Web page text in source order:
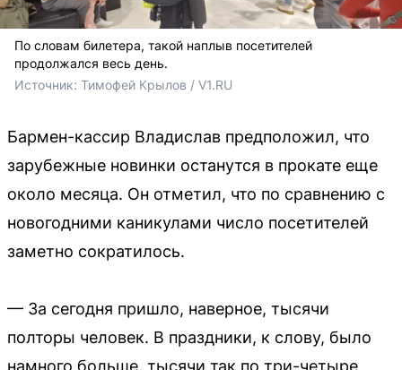
По словам билетера, такой наплыв посетителей
продолжался весь день.
Источник: Тимофей Крылов / V1.RU
Бармен-кассир Владислав предположил, что
зарубежные новинки останутся в прокате еще
около месяца. Он отметил, что по сравнению с
новогодними каникулами число посетителей
заметно сократилось.
— За сегодня пришло, наверное, тысячи
полторы человек. В праздники, к слову, было
намного больше, тысячи так по три-четыре